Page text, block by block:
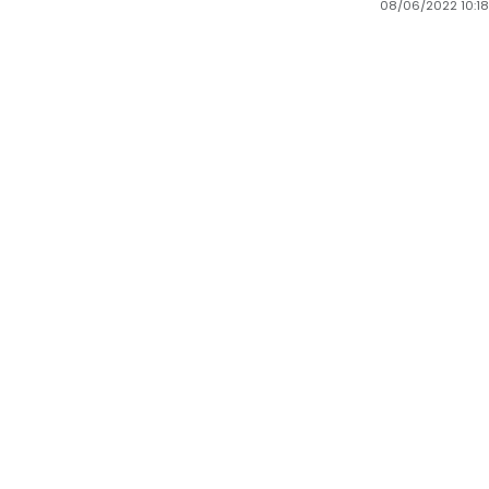
08/06/2022